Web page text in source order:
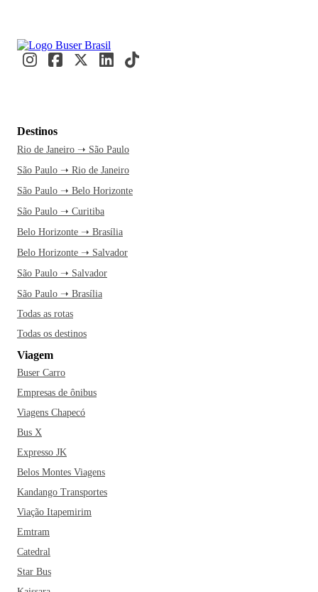
Destinos
Rio de Janeiro ➝ São Paulo
São Paulo ➝ Rio de Janeiro
São Paulo ➝ Belo Horizonte
São Paulo ➝ Curitiba
Belo Horizonte ➝ Brasília
Belo Horizonte ➝ Salvador
São Paulo ➝ Salvador
São Paulo ➝ Brasília
Todas as rotas
Todas os destinos
Viagem
Buser Carro
Empresas de ônibus
Viagens Chapecó
Bus X
Expresso JK
Belos Montes Viagens
Kandango Transportes
Viação Itapemirim
Emtram
Catedral
Star Bus